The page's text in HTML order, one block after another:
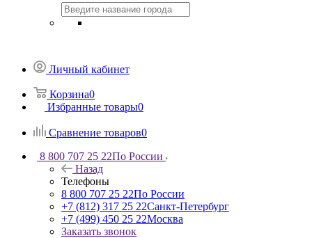
Личный кабинет
Корзина0
Избранные товары0
Сравнение товаров0
8 800 707 25 22По России
Назад
Телефоны
8 800 707 25 22По России
+7 (812) 317 25 22Санкт-Петербург
+7 (499) 450 25 22Москва
Заказать звонок